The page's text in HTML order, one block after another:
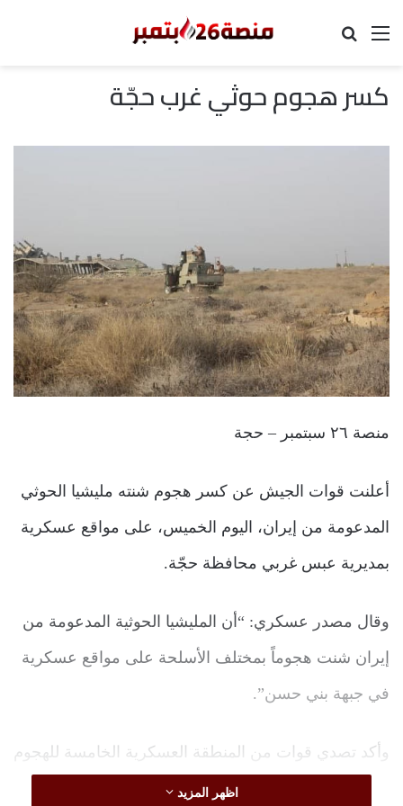
القائمة
كسر هجوم حوثي غرب حجّة
منصة ٢٦ سبتمبر – حجة
أعلنت قوات الجيش عن كسر هجوم شنته مليشيا الحوثي
المدعومة من إيران، اليوم الخميس، على مواقع عسكرية
بمديرية عبس غربي محافظة حجّة.
وقال مصدر عسكري: “أن المليشيا الحوثية المدعومة من
إيران شنت هجوماً بمختلف الأسلحة على مواقع عسكرية
في جبهة بني حسن”.
وأكد تصدي قوات من المنطقة العسكرية الخامسة للهجوم
الحوثي وإجبار المهاجمين على التقهقر والفرار بعد تكبّدهم
اظهر المزيد